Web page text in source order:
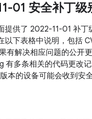
01 安全补丁级
提供了 2022-11-01 补
以下表格中说明，包括
有解决相应问题的公开
有多条相关的代码更改
本的设备可能会收到安